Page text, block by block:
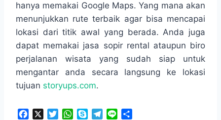
hanya memakai Google Maps. Yang mana akan
menunjukkan rute terbaik agar bisa mencapai
lokasi dari titik awal yang berada. Anda juga
dapat memakai jasa sopir rental ataupun biro
perjalanan wisata yang sudah siap untuk
mengantar anda secara langsung ke lokasi
tujuan storyups.com.
W